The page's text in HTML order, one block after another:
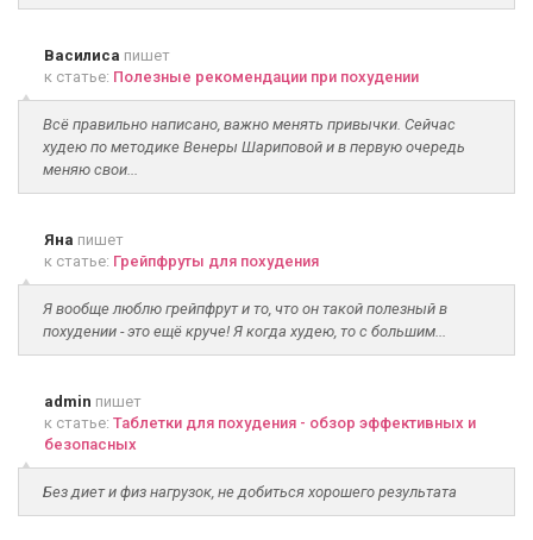
Василиса пишет
к статье: Полезные рекомендации при похудении
Всё правильно написано, важно менять привычки. Сейчас
худею по методике Венеры Шариповой и в первую очередь
меняю свои...
Яна пишет
к статье: Грейпфруты для похудения
Я вообще люблю грейпфрут и то, что он такой полезный в
похудении - это ещё круче! Я когда худею, то с большим...
admin пишет
к статье: Таблетки для похудения - обзор эффективных и
безопасных
Без диет и физ нагрузок, не добиться хорошего результата